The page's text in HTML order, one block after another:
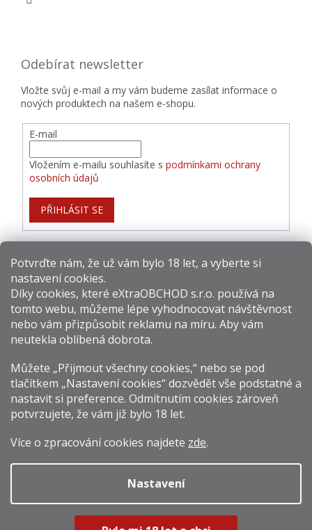
Potvrďte nám​​, že už vám bylo 18 let, a vyberte si
nastavení cookies.
Díky cookies, které eXtraOBCHOD s.r.o. používá na
tomto webu, můžeme lépe vyhodnocovat návštěvnost
nebo vám přizpůsobit reklamu na míru. Aby vám
neutekla oblíbená dobrota.
Můžete „Přijmout všechny cookies,“ nebo se pod
tlačítkem „Nastavení cookies“ dozvědět vše podstatné a
nastavit si preference. Odmítnutím cookies zároveň
potvrzujete, že vám již bylo 18 let.
Více o zpracování cookies najdete zde.
Nastavení
Odebírat newsletter
Vložte svůj e-mail a my vám budeme zasílat informace o
nových produktech na našem e-shopu.
E-mail
Vložením e-mailu souhlasíte s podmínkami ochrany
osobních údajů
PŘIHLÁSIT SE
Způsoby dopravy:
Zákaz prodeje alkoholu osobám mladším 18 let.
Vytvořil Shoptet